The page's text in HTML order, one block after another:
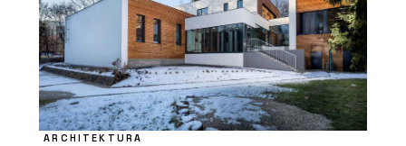
ARCHITEKTURA